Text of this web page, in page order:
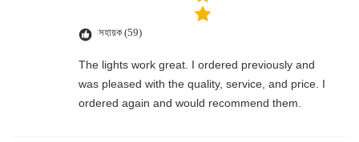
সহায়ক (59)
The lights work great. I ordered previously and
was pleased with the quality, service, and price. I
ordered again and would recommend them.